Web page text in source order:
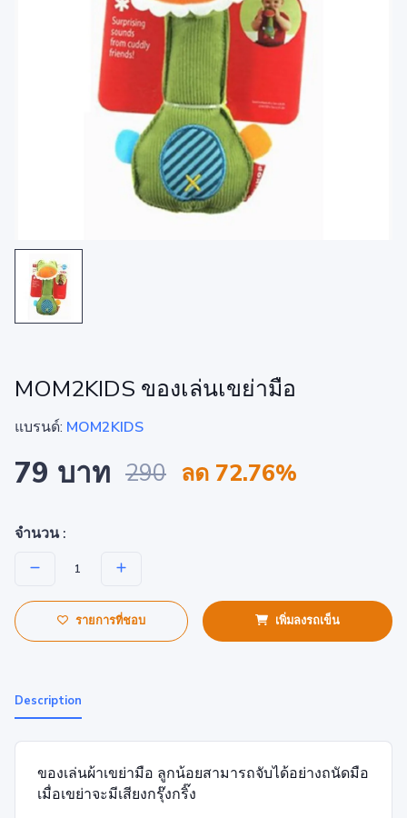
MOM2KIDS ของเล่นเขย่ามือ
แบรนด์: MOM2KIDS
79 บาท 290 ลด 72.76%
จำนวน :
รายการที่ชอบ เพิ่มลงรถเข็น
Description
ของเล่นผ้าเขย่ามือ ลูกน้อยสามารถจับได้อย่างถนัดมือ
เมื่อเขย่าจะมีเสียงกรุ๊งกริ๊ง